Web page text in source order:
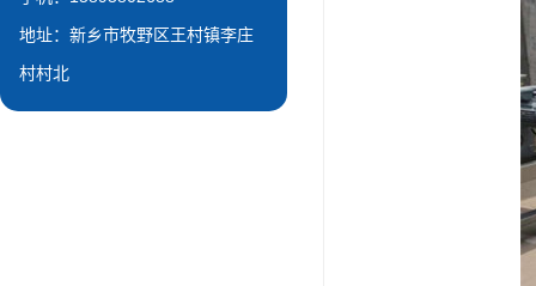
地址：新乡市牧野区王村镇李庄
村村北